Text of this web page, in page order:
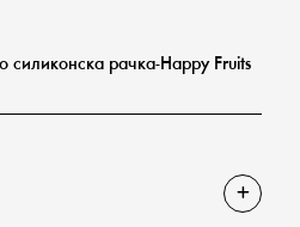
силиконска рачка-Happy Fruits